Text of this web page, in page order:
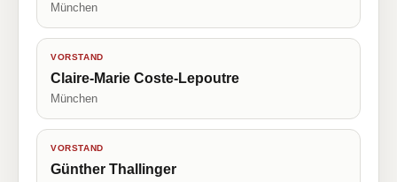
München
VORSTAND
Claire-Marie Coste-Lepoutre
München
VORSTAND
Günther Thallinger